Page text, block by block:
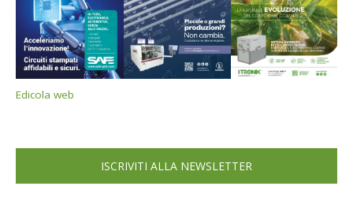
Edicola web
ISCRIVITI ALLA NEWSLETTER